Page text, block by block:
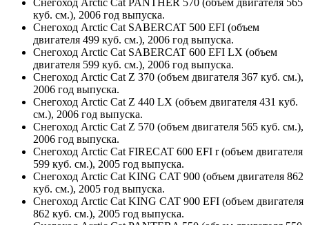
куб. см.), 2006 год выпуска.
Снегоход Arctic Cat SABERCAT 500 EFI (объем
двигателя 499 куб. см.), 2006 год выпуска.
Снегоход Arctic Cat SABERCAT 600 EFI LX (объем
двигателя 599 куб. см.), 2006 год выпуска.
Снегоход Arctic Cat Z 370 (объем двигателя 367 куб. см.),
2006 год выпуска.
Снегоход Arctic Cat Z 440 LX (объем двигателя 431 куб.
см.), 2006 год выпуска.
Снегоход Arctic Cat Z 570 (объем двигателя 565 куб. см.),
2006 год выпуска.
Снегоход Arctic Cat FIRECAT 600 EFI r (объем двигателя
599 куб. см.), 2005 год выпуска.
Снегоход Arctic Cat KING CAT 900 (объем двигателя 862
куб. см.), 2005 год выпуска.
Снегоход Arctic Cat KING CAT 900 EFI (объем двигателя
862 куб. см.), 2005 год выпуска.